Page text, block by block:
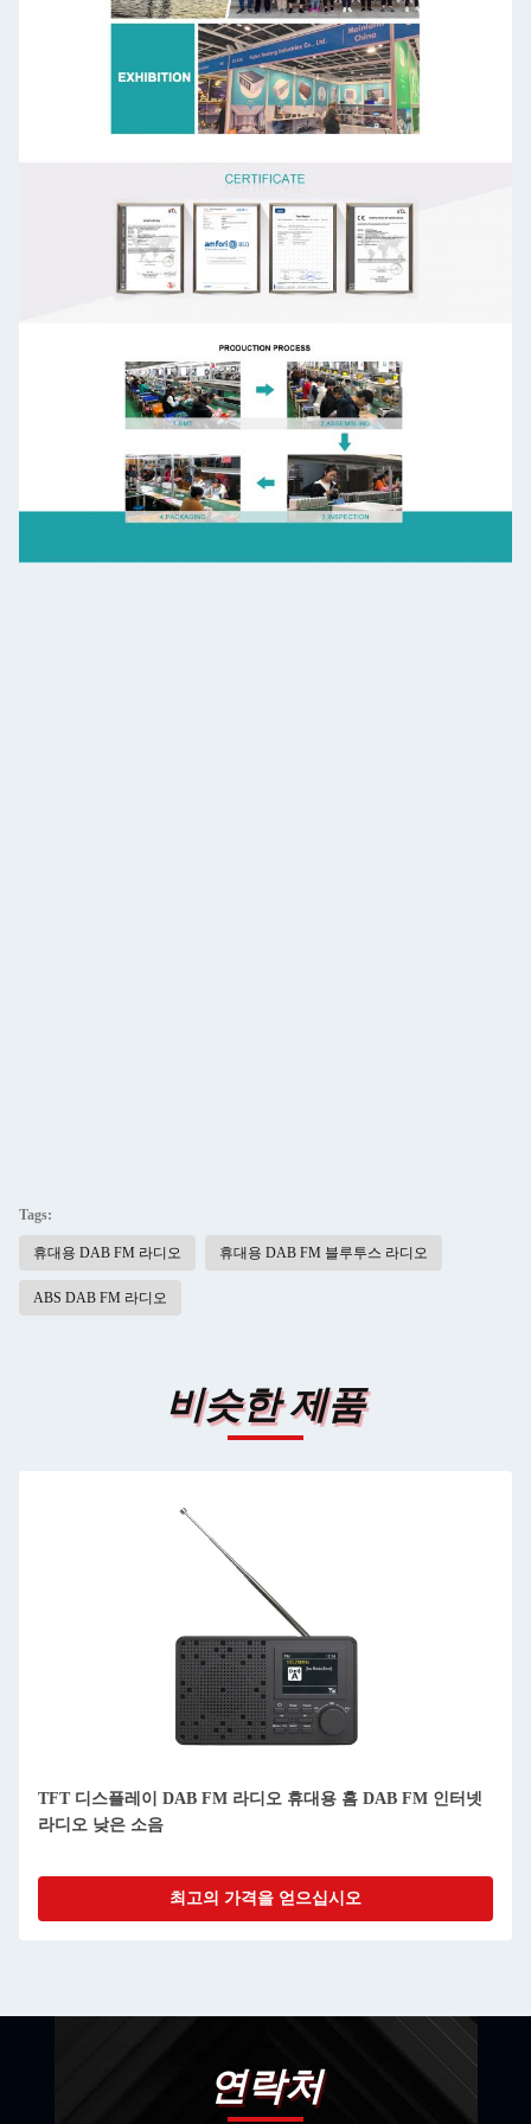
Tags:
휴대용 DAB FM 라디오 휴대용 DAB FM 블루투스 라디오
ABS DAB FM 라디오
비슷한 제품
AAA Am Fm Dab 라디오 다기능 배터리 전동 포켓 Dab 라디
오
최고의 가격을 얻으십시오
연락처